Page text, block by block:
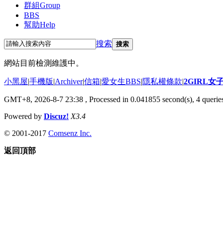
群組Group
BBS
幫助Help
搜索 搜索
網站目前檢測維護中。
小黑屋|手機版|Archiver|信箱|愛女生BBS|隱私權條款|2GIRL女
GMT+8, 2026-8-7 23:38 , Processed in 0.041855 second(s), 4
Powered by Discuz! X3.4
© 2001-2017 Comsenz Inc.
返回頂部